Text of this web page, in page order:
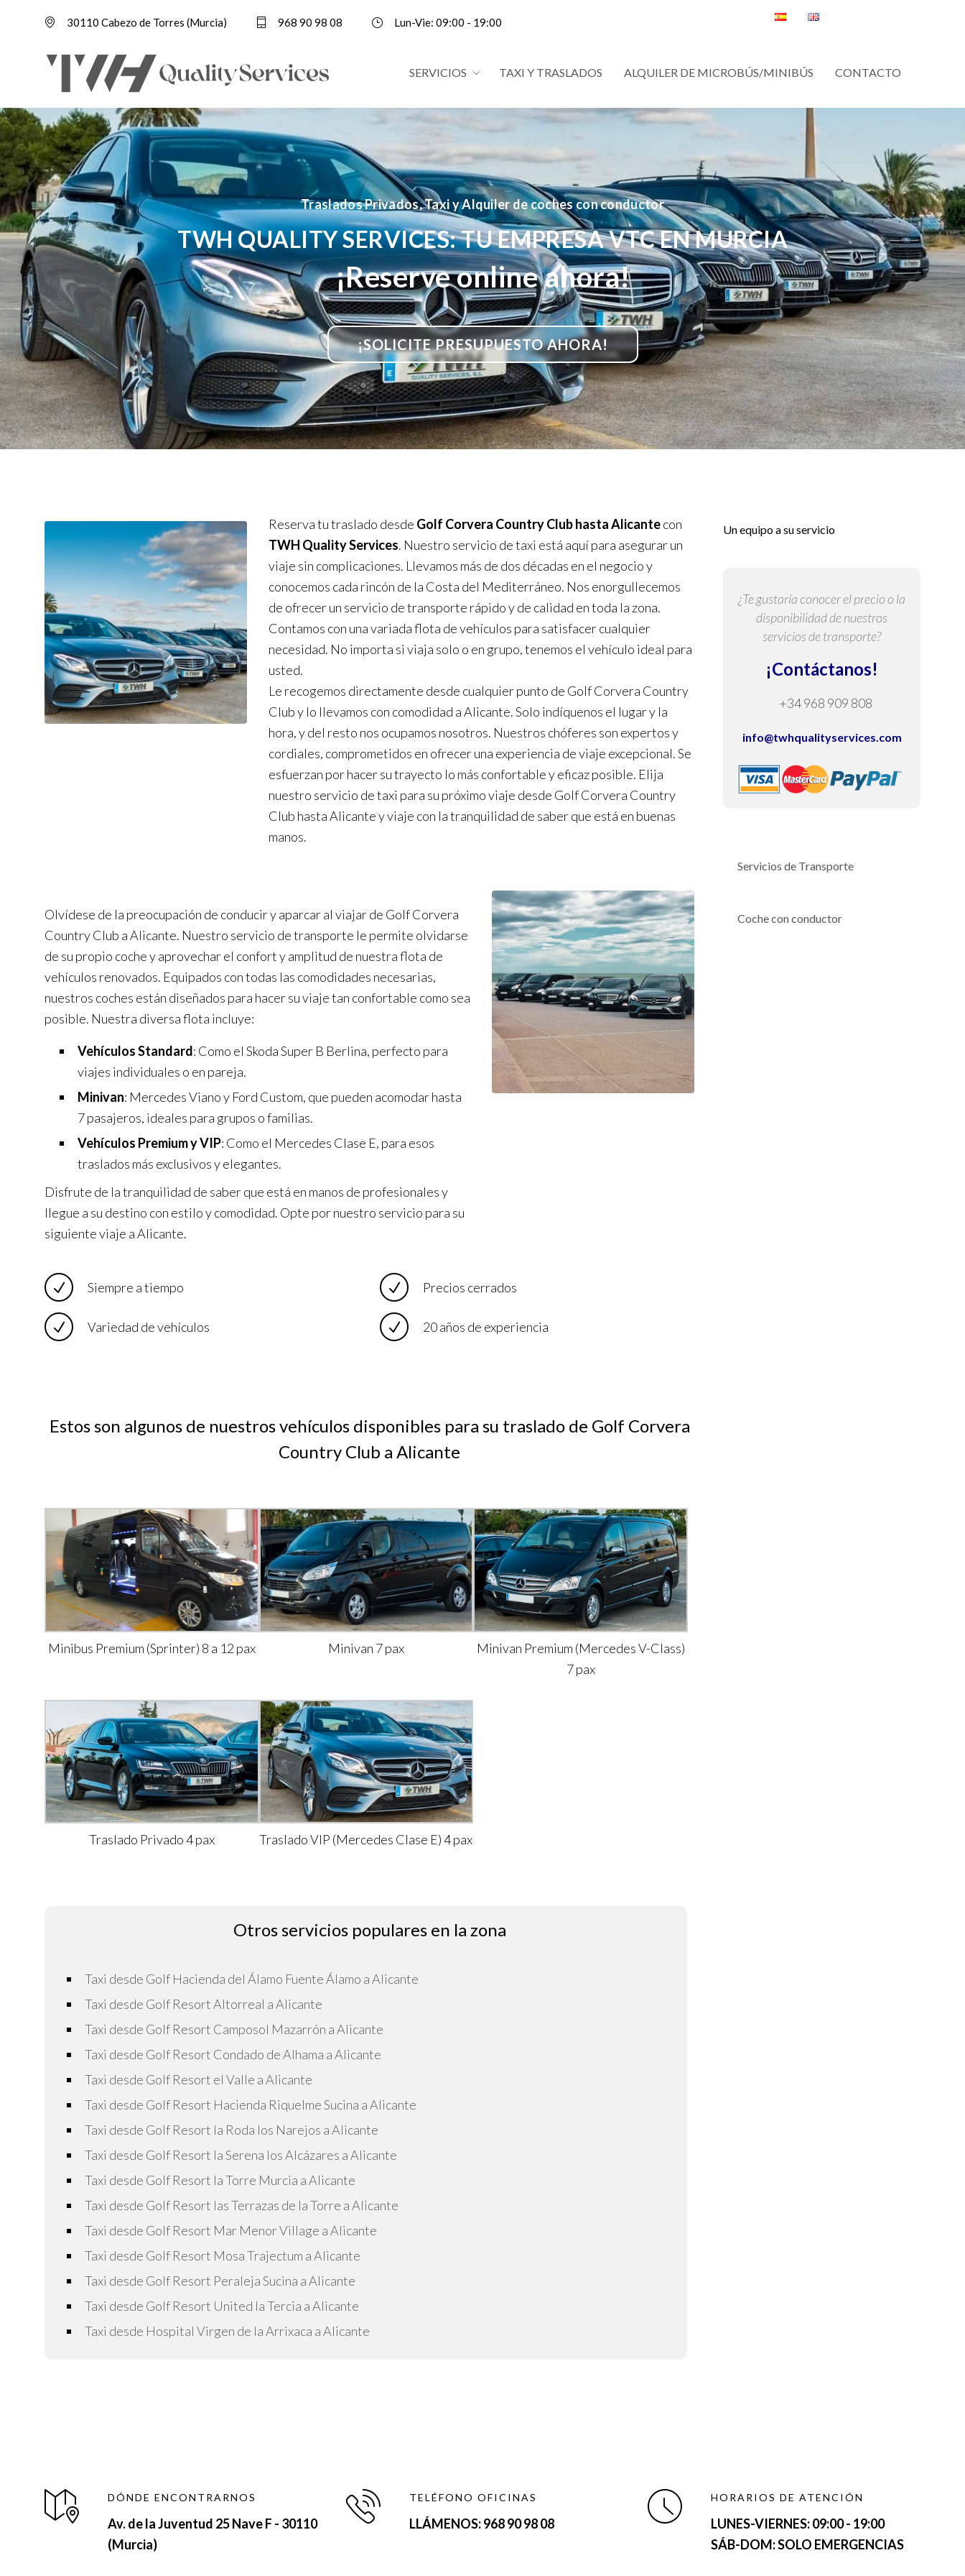
30110 Cabezo de Torres (Murcia) 968 90 98 08 Lun-Vie: 09:00 - 19:00
SERVICIOS TAXI Y TRASLADOS ALQUILER DE MICROBÚS/MINIBÚS CONTACTO
Traslados Privados, Taxi y Alquiler de coches con conductor
TWH QUALITY SERVICES: TU EMPRESA VTC EN MURCIA
¡Reserve online ahora!
¡SOLICITE PRESUPUESTO AHORA!
Reserva tu traslado desde Golf Corvera Country Club hasta Alicantecon
TWH Quality Services. Nuestro servicio de taxi está aquí para asegurar un
viaje sin complicaciones. Llevamos más de dos décadas en el negocio y
conocemos cada rincón de la Costa del Mediterráneo. Nos enorgullecemos
de ofrecer un servicio de transporte rápido y de calidad en toda la zona.
Contamos con una variada flota de vehículos para satisfacer cualquier
necesidad. No importa si viaja solo o en grupo, tenemos el vehículo ideal para
usted.
Le recogemos directamente desde cualquier punto de Golf Corvera Country
Club y lo llevamos con comodidad a Alicante. Solo indíquenos el lugar y la
hora, y del resto nos ocupamos nosotros. Nuestros chóferes son expertos y
cordiales, comprometidos en ofrecer una experiencia de viaje excepcional. Se
esfuerzan por hacer su trayecto lo más confortable y eficaz posible. Elija
nuestro servicio de taxi para su próximo viaje desde Golf Corvera Country
Club hasta Alicante y viaje con la tranquilidad de saber que está en buenas
manos.
Olvídese de la preocupación de conducir y aparcar al viajar de Golf Corvera
Country Club a Alicante. Nuestro servicio de transporte le permite olvidarse
de su propio coche y aprovechar el confort y amplitud de nuestra flota de
vehículos renovados. Equipados con todas las comodidades necesarias,
nuestros coches están diseñados para hacer su viaje tan confortable como sea
posible. Nuestra diversa flota incluye:
Vehículos Standard: Como el Skoda Super B Berlina, perfecto para
viajes individuales o en pareja.
Minivan: Mercedes Viano y Ford Custom, que pueden acomodar hasta
7 pasajeros, ideales para grupos o familias.
Vehículos Premium y VIP: Como el Mercedes Clase E, para esos
traslados más exclusivos y elegantes.
Disfrute de la tranquilidad de saber que está en manos de profesionales y
llegue a su destino con estilo y comodidad. Opte por nuestro servicio para su
siguiente viaje a Alicante.
Siempre a tiempo
Variedad de vehículos
Precios cerrados
20 años de experiencia
Estos son algunos de nuestros vehículos disponibles para su traslado de Golf Corvera
Country Club a Alicante
Minibus Premium (Sprinter) 8 a 12 pax Minivan 7 pax
Minivan Premium (Mercedes V-Class)
7 pax
Traslado Privado 4 pax Traslado VIP (Mercedes Clase E) 4 pax
Otros servicios populares en la zona
Taxi desde Golf Hacienda del Álamo Fuente Álamo a Alicante
Taxi desde Golf Resort Altorreal a Alicante
Taxi desde Golf Resort Camposol Mazarrón a Alicante
Taxi desde Golf Resort Condado de Alhama a Alicante
Taxi desde Golf Resort el Valle a Alicante
Taxi desde Golf Resort Hacienda Riquelme Sucina a Alicante
Taxi desde Golf Resort la Roda los Narejos a Alicante
Taxi desde Golf Resort la Serena los Alcázares a Alicante
Taxi desde Golf Resort la Torre Murcia a Alicante
Taxi desde Golf Resort las Terrazas de la Torre a Alicante
Taxi desde Golf Resort Mar Menor Village a Alicante
Taxi desde Golf Resort Mosa Trajectum a Alicante
Taxi desde Golf Resort Peraleja Sucina a Alicante
Taxi desde Golf Resort United la Tercia a Alicante
Taxi desde Hospital Virgen de la Arrixaca a Alicante
Un equipo a su servicio
¿Te gustaría conocer el precio o la
disponibilidad de nuestros
servicios de transporte?
¡Contáctanos!
+34 968 909 808
info@twhqualityservices.com
Servicios de Transporte
Coche con conductor
DÓNDE ENCONTRARNOS
Av. de la Juventud 25 Nave F - 30110
(Murcia)
TELÉFONO OFICINAS
LLÁMENOS: 968 90 98 08
HORARIOS DE ATENCIÓN
LUNES-VIERNES:09:00 - 19:00
SÁB-DOM: SOLO EMERGENCIAS